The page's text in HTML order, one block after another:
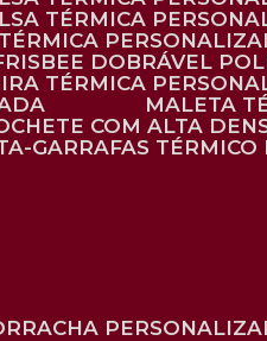
TÉRMICA
TÉRMICA
FRISBEE DOBRÁVEL
TÉRMICA
MALETA
COM ALTA
GARRAFAS